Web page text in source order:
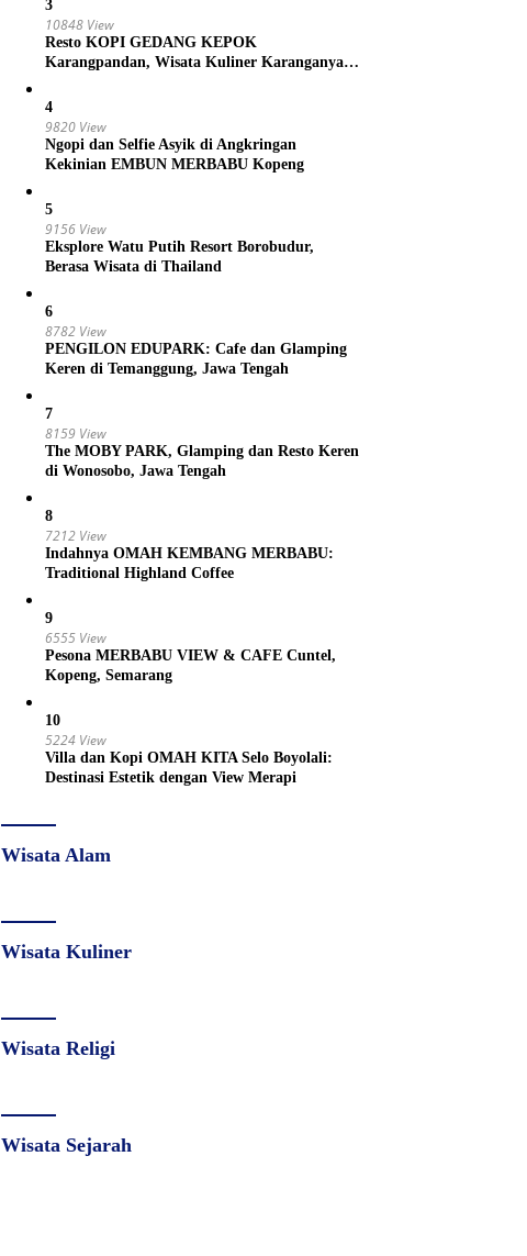
3
10848 View
Resto KOPI GEDANG KEPOK
Karangpandan, Wisata Kuliner Karanganyar,
4
9820 View
Ngopi dan Selfie Asyik di Angkringan
Kekinian EMBUN MERBABU Kopeng
5
9156 View
Eksplore Watu Putih Resort Borobudur,
Berasa Wisata di Thailand
6
8782 View
PENGILON EDUPARK: Cafe dan Glamping
Keren di Temanggung, Jawa Tengah
7
8159 View
The MOBY PARK, Glamping dan Resto Keren
di Wonosobo, Jawa Tengah
8
7212 View
Indahnya OMAH KEMBANG MERBABU:
Traditional Highland Coffee
9
6555 View
Pesona MERBABU VIEW & CAFE Cuntel,
Kopeng, Semarang
10
5224 View
Villa dan Kopi OMAH KITA Selo Boyolali:
Destinasi Estetik dengan View Merapi
Wisata Alam
Wisata Kuliner
Wisata Religi
Wisata Sejarah